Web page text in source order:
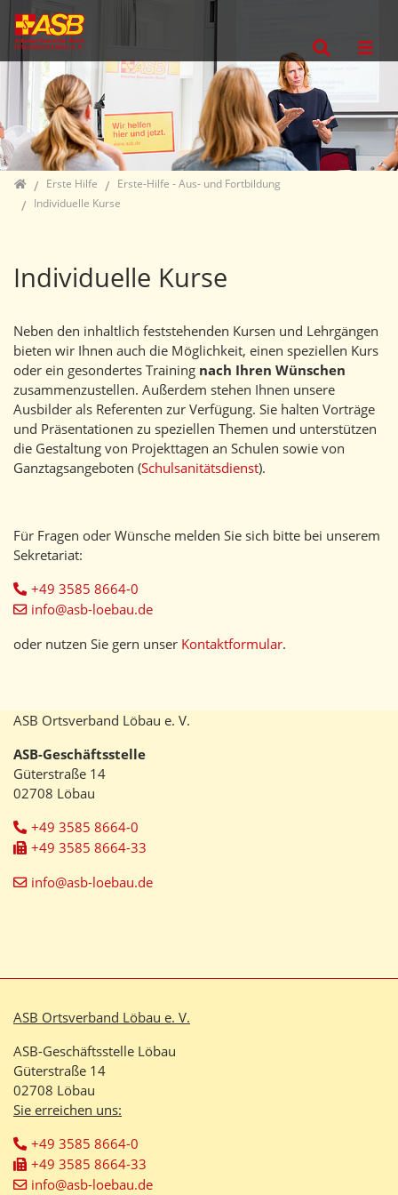
Direkt zur Hauptnavigation springen
Direkt zum Inhalt springen
Jump to sub navigation
HomeErste Hilfe
Erste-Hilfe - Aus- und Fortbildung
Individuelle Kurse
Individuelle Kurse
Neben den inhaltlich feststehenden Kursen und Lehrgängen
bieten wir Ihnen auch die Möglichkeit, einen speziellen Kurs
oder ein gesondertes Training nach Ihren Wünschen
zusammenzustellen. Außerdem stehen Ihnen unsere
Ausbilder als Referenten zur Verfügung. Sie halten Vorträge
und Präsentationen zu speziellen Themen und unterstützen
die Gestaltung von Projekttagen an Schulen sowie von
Ganztagsangeboten (Schulsanitätsdienst).
Für Fragen oder Wünsche melden Sie sich bitte bei unserem
Sekretariat:
+49 3585 8664-0
info@asb-loebau.de
oder nutzen Sie gern unser Kontaktformular.
ASB Ortsverband Löbau e. V.
ASB-Geschäftsstelle
Güterstraße 14
02708 Löbau
+49 3585 8664-0
+49 3585 8664-33
info@asb-loebau.de
ASB Ortsverband Löbau e. V.
ASB-Geschäftsstelle Löbau
Güterstraße 14
02708 Löbau
Sie erreichen uns:
+49 3585 8664-0
+49 3585 8664-33
info@asb-loebau.de